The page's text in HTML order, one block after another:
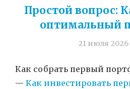
Простой вопрос:
оптимальный
21 июля 2026
Как собрать первый
— Как инвестировать